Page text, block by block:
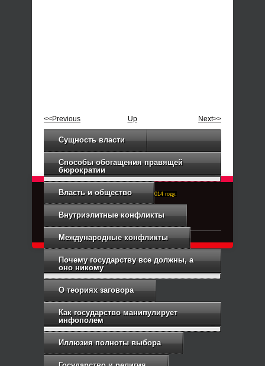
<<Previous Up Next>>
Сущность власти
Способы обогащения правящей
бюрократии
Власть и общество
Внутриэлитные конфликты
Международные конфликты
Почему государству все должны, а
оно никому
О теориях заговора
Как государство манипулирует
инфополем
Иллюзия полноты выбора
Right-Dexter-ПРАВЫЙ ФРОНТ. Основан в 2014 году.